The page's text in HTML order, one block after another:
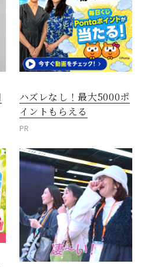
ハズレなし！最大5000ポ
イントもらえる
PR